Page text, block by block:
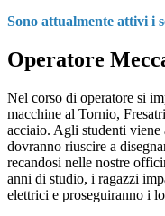
Sono attualmente attivi i
Operatore
Nel corso di operatore si
macchine al Tornio,
acciaio. Agli studenti viene
dovranno riuscire a
recandosi nelle nostre
anni di studio, i ragazzi
elettrici e proseguiranno i